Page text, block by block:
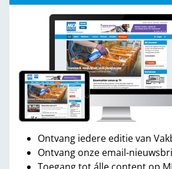
Ontvang iedere editie van
Ontvang onze email-